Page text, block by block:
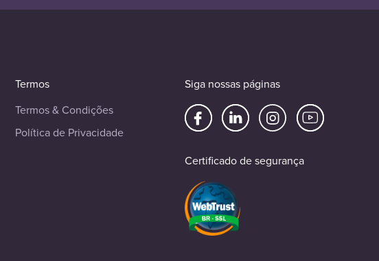
Termos
Termos & Condições
Política de Privacidade
Siga nossas páginas
Certificado de segurança